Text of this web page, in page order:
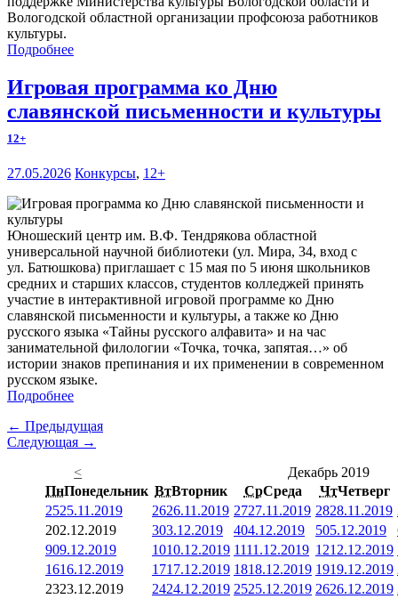
Вологодской областной организации профсоюза работников
культуры.
Подробнее
Игровая программа ко Дню
славянской письменности и культуры
12+
27.05.2026 Конкурсы, 12+
Юношеский центр им. В.Ф. Тендрякова областной
универсальной научной библиотеки (ул. Мира, 34, вход с
ул. Батюшкова) приглашает с 15 мая по 5 июня школьников
средних и старших классов, студентов колледжей принять
участие в интерактивной игровой программе ко Дню
славянской письменности и культуры, а также ко Дню
русского языка «Тайны русского алфавита» и на час
занимательной филологии «Точка, точка, запятая…» об
истории знаков препинания и их применении в современном
русском языке.
Подробнее
← Предыдущая
Следующая →
<
Декабрь 2019
ПнПонедельник ВтВторник СрСреда ЧтЧетверг
2525.11.2019 2626.11.2019 2727.11.2019 2828.11.2019
202.12.2019 303.12.2019 404.12.2019 505.12.2019
909.12.2019 1010.12.2019 1111.12.2019 1212.12.2019
1616.12.2019 1717.12.2019 1818.12.2019 1919.12.2019
2323.12.2019 2424.12.2019 2525.12.2019 2626.12.2019